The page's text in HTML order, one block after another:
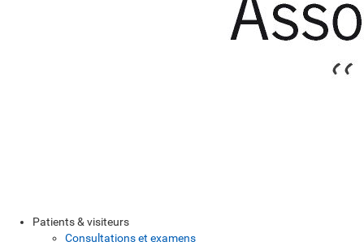
Patients & visiteurs
Consultations et examens